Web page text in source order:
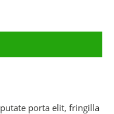
porta elit, fringilla